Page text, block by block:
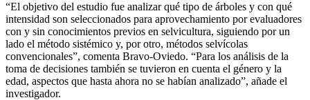
“El objetivo del estudio fue analizar qué tipo de árboles y con qué
intensidad son seleccionados para aprovechamiento por evaluadores
con y sin conocimientos previos en selvicultura, siguiendo por un
lado el método sistémico y, por otro, métodos selvícolas
convencionales”, comenta Bravo-Oviedo. “Para los análisis de la
toma de decisiones también se tuvieron en cuenta el género y la
edad, aspectos que hasta ahora no se habían analizado”, añade el
investigador.